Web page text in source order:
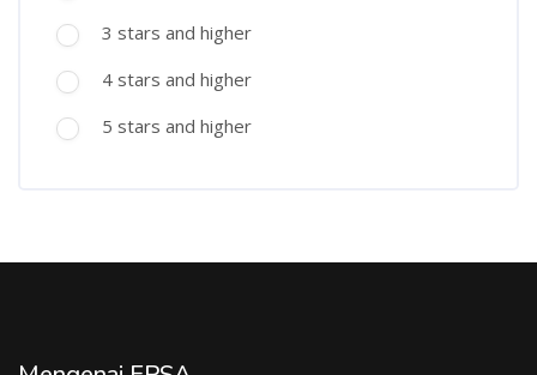
3 stars and higher
4 stars and higher
5 stars and higher